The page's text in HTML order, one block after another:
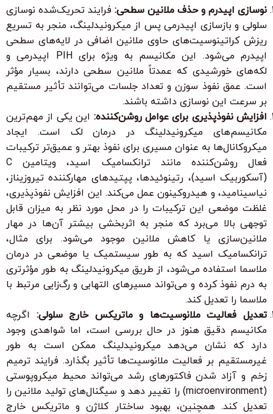
نوسازی اپیدرم و حذف ملانین سطحی: فرایند تحریک‌شده نوسازی
سلولی و بازسازی اپیدرمی پس از میکرونیدلینگ، منجر به تسریع
ریزش کراتینوسیت‌های حاوی ملانین اضافی در لایه‌های سطحی
اپیدرم می‌شود. این مکانیسم به ویژه برای PIH اپیدرمی و
لکه‌های خورشیدی که عمدتاً ملانین سطحی دارند، بسیار مؤثر
است. عمق نفوذ سوزن و تعداد جلسات می‌توانند تأثیر مستقیم
بر سرعت این نوسازی داشته باشند.
افزایش نفوذپذیری برای عوامل روشن‌کننده: این یکی از مهم‌ترین
مکانیسم‌های میکرونیدلینگ در درمان لک است. ایجاد
میکروکانال‌ها به عنوان مسیری برای نفوذ بهتر و عمیق‌تر ترکیبات
فعال روشن‌کننده مانند ترانکسامیک اسید، ویتامین C
(آسکوربیک اسید)، رتینوئیدها، پپتیدهای مهارکننده تیروزیناز،
نیاسینامید، و هیدروکینون عمل می‌کند. این افزایش نفوذپذیری،
غلظت موضعی این ترکیبات را در محل مورد نظر به میزان قابل
توجهی بالا می‌برد که منجر به اثربخشی بیشتر آن‌ها در مهار
ملانین‌سازی یا کاهش ملانین موجود می‌شود. برای مثال،
ترانکسامیک اسید که به طور سیستمیک یا موضعی در درمان
ملاسما استفاده می‌شود، از طریق میکرونیدلینگ به طور مؤثرتری
به درم نفوذ کرده و می‌تواند مسیرهای التهابی و رگ‌زایی مرتبط با
ملاسما را تعدیل کند.
تعدیل فعالیت ملانوسیت‌ها و ماتریکس خارج سلولی: اگرچه
مکانیسم دقیق هنوز در حال بررسی است، اما شواهدی وجود
دارد که نشان می‌دهد میکرونیدلینگ ممکن است به طور
غیرمستقیم بر فعالیت ملانوسیت‌ها تأثیر بگذارد. فرایند ترمیم
زخم و آزاد شدن فاکتورهای رشد می‌تواند محیط میکروپوستی
(microenvironment) را تغییر دهد و سیگنال‌های تولید ملانین را
تعدیل کند. همچنین، بهبود ساختار کلاژن و ماتریکس خارج